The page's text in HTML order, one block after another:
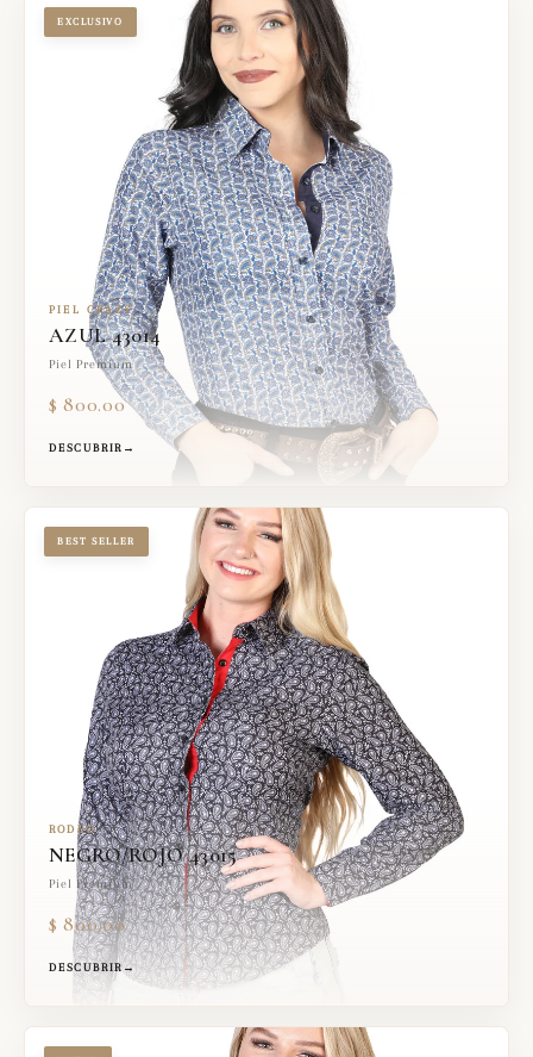
EXCLUSIVO
PIEL CRAZY
AZUL 43014
Piel Premium
$ 800.00
DESCUBRIR →
BEST SELLER
RODEO
NEGRO/ROJO 43015
Piel Premium
$ 800.00
DESCUBRIR→